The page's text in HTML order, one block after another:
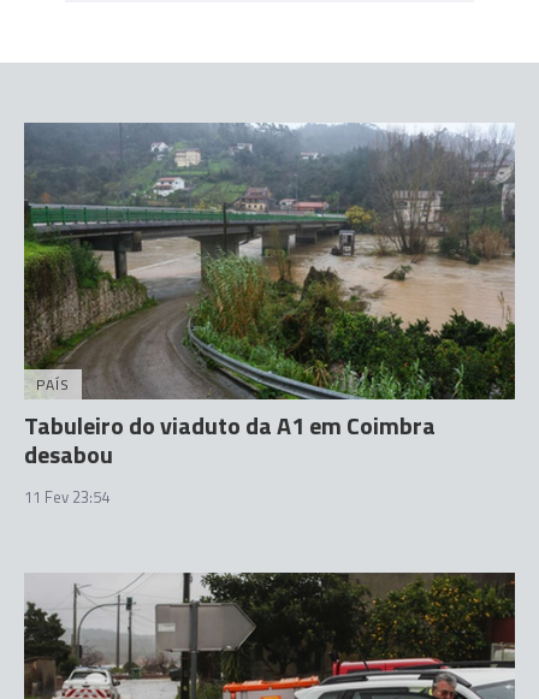
PAÍS
Tabuleiro do viaduto da A1 em Coimbra
desabou
11 Fev 23:54